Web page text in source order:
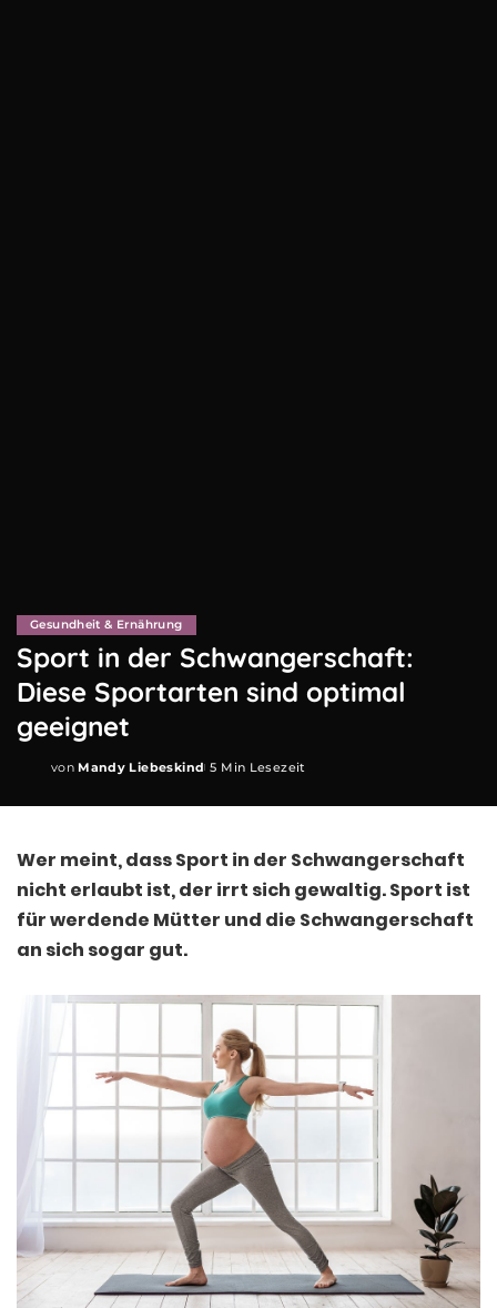
Gesundheit & Ernährung
Sport in der Schwangerschaft:
Diese Sportarten sind optimal
geeignet
Posted
von Mandy Liebeskind 5 Min Lesezeit
Wer meint, dass Sport in der Schwangerschaft
nicht erlaubt ist, der irrt sich gewaltig. Sport ist
für werdende Mütter und die Schwangerschaft
an sich sogar gut.